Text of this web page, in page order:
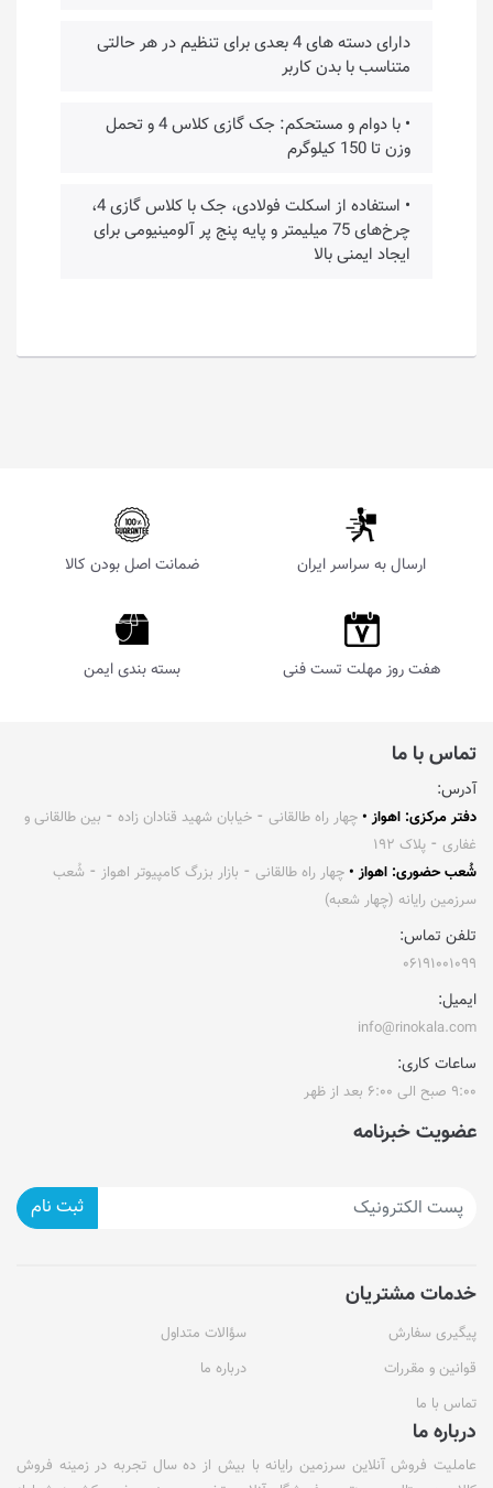
دارای دسته های 4 بعدی برای تنظیم در هر حالتی
متناسب با بدن کاربر
• با دوام و مستحکم: جک گازی کلاس 4 و تحمل
وزن تا 150 کیلوگرم
• استفاده از اسکلت فولادی، جک با کلاس گازی 4،
چرخ‌های 75 میلیمتر و پایه پنج پر آلومینیومی برای
ایجاد ایمنی بالا
ارسال به سراسر ایران ضمانت اصل بودن کالا
هفت روز مهلت تست فنی بسته بندی ایمن
تماس با ما
آدرس:
دفتر مرکزی: اهواز • چهار راه طالقانی ⁃ خیابان شهید قنادان زاده ⁃ بین طالقانی و
غفاری ⁃ پلاک ۱۹۲
شُعب حضوری: اهواز • چهار راه طالقانی ⁃ بازار بزرگ کامپیوتر اهواز ⁃ شُعب
سرزمین رایانه (چهار شعبه)
تلفن تماس:
۰۶۱۹۱۰۰۱۰۹۹
ایمیل:
info@rinokala.com
ساعات کاری:
۹:۰۰ صبح الی ۶:۰۰ بعد از ظهر
عضویت خبرنامه
ثبت نام
خدمات مشتریان
پیگیری سفارش
سؤالات متداول
قوانین و مقررات
درباره ما
تماس با ما
درباره ما
عاملیت فروش آنلاین سرزمین رایانه با بیش از ده سال تجربه در زمینه فروش